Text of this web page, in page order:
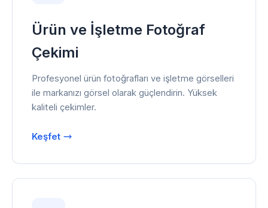
Ürün ve İşletme Fotoğraf
Çekimi
Profesyonel ürün fotoğrafları ve işletme görselleri
ile markanızı görsel olarak güçlendirin. Yüksek
kaliteli çekimler.
Keşfet